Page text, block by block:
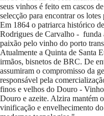
seus vinhos é feito em cascos
selecção para encontrar os lotes
Em 1864 o patriarca histórico
Rodrigues de Carvalho - funda
paixão pelo vinho do porto
Atualmente a Quinta de Santa
irmãos, bisnetos de BRC. De
assumiram o compromisso da
responsável pela
finos e velhos do Douro -
Douro e azeite. Alzira mantém
vinificação e envelhecimento